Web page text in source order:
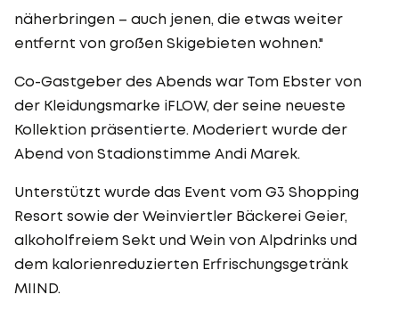
näherbringen – auch jenen, die etwas weiter
entfernt von großen Skigebieten wohnen."
Co-Gastgeber des Abends war Tom Ebster von
der Kleidungsmarke iFLOW, der seine neueste
Kollektion präsentierte. Moderiert wurde der
Abend von Stadionstimme Andi Marek.
Unterstützt wurde das Event vom G3 Shopping
Resort sowie der Weinviertler Bäckerei Geier,
alkoholfreiem Sekt und Wein von Alpdrinks und
dem kalorienreduzierten Erfrischungsgetränk
MIIND.